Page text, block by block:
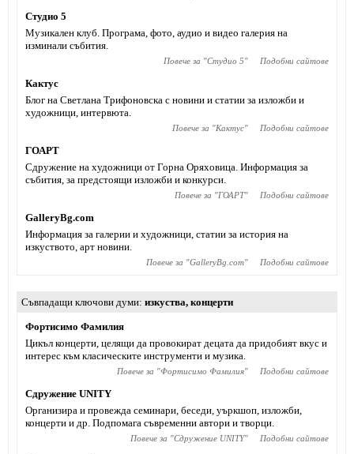
Студио 5
Музикален клуб. Програма, фото, аудио и видео галерия на
изминали събития.
Повече за "Студио 5" Подобни сайтове
Кактус
Блог на Светлана Трифоновска с новини и статии за изложби и
художници, интервюта.
Повече за "Кактус" Подобни сайтове
ГОАРТ
Сдружение на художници от Горна Оряховица. Информация за
събития, за предстоящи изложби и конкурси.
Повече за "ГОАРТ" Подобни сайтове
GalleryBg.com
Информация за галерии и художници, статии за история на
изкуството, арт новини.
Повече за "GalleryBg.com" Подобни сайтове
Съвпадащи ключови думи изкуства, концерти
Фортисимо Фамилия
Цикъл концерти, целящи да провокират децата да придобият вкус и
интерес към класическите инструменти и музика.
Повече за "Фортисимо Фамилия" Подобни сайтове
Сдружение UNITY
Организира и провежда семинари, беседи, уъркшоп, изложби,
концерти и др. Подпомага съвременни автори и творци.
Повече за "Сдружение UNITY" Подобни сайтове